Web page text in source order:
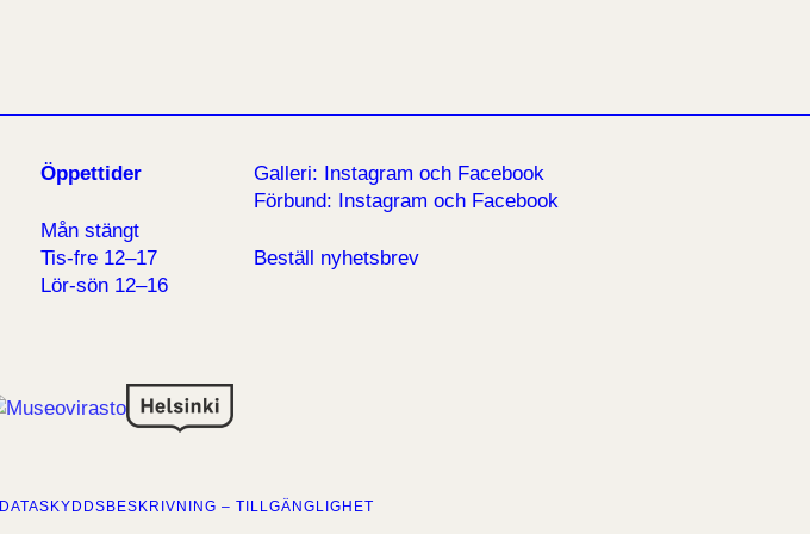
Öppettider
Mån stängt
Tis-fre 12–17
Lör-sön 12–16
Galleri: Instagram och Facebook
Förbund: Instagram och Facebook
Beställ nyhetsbrev
DATASKYDDSBESKRIVNING – TILLGÄNGLIGHET